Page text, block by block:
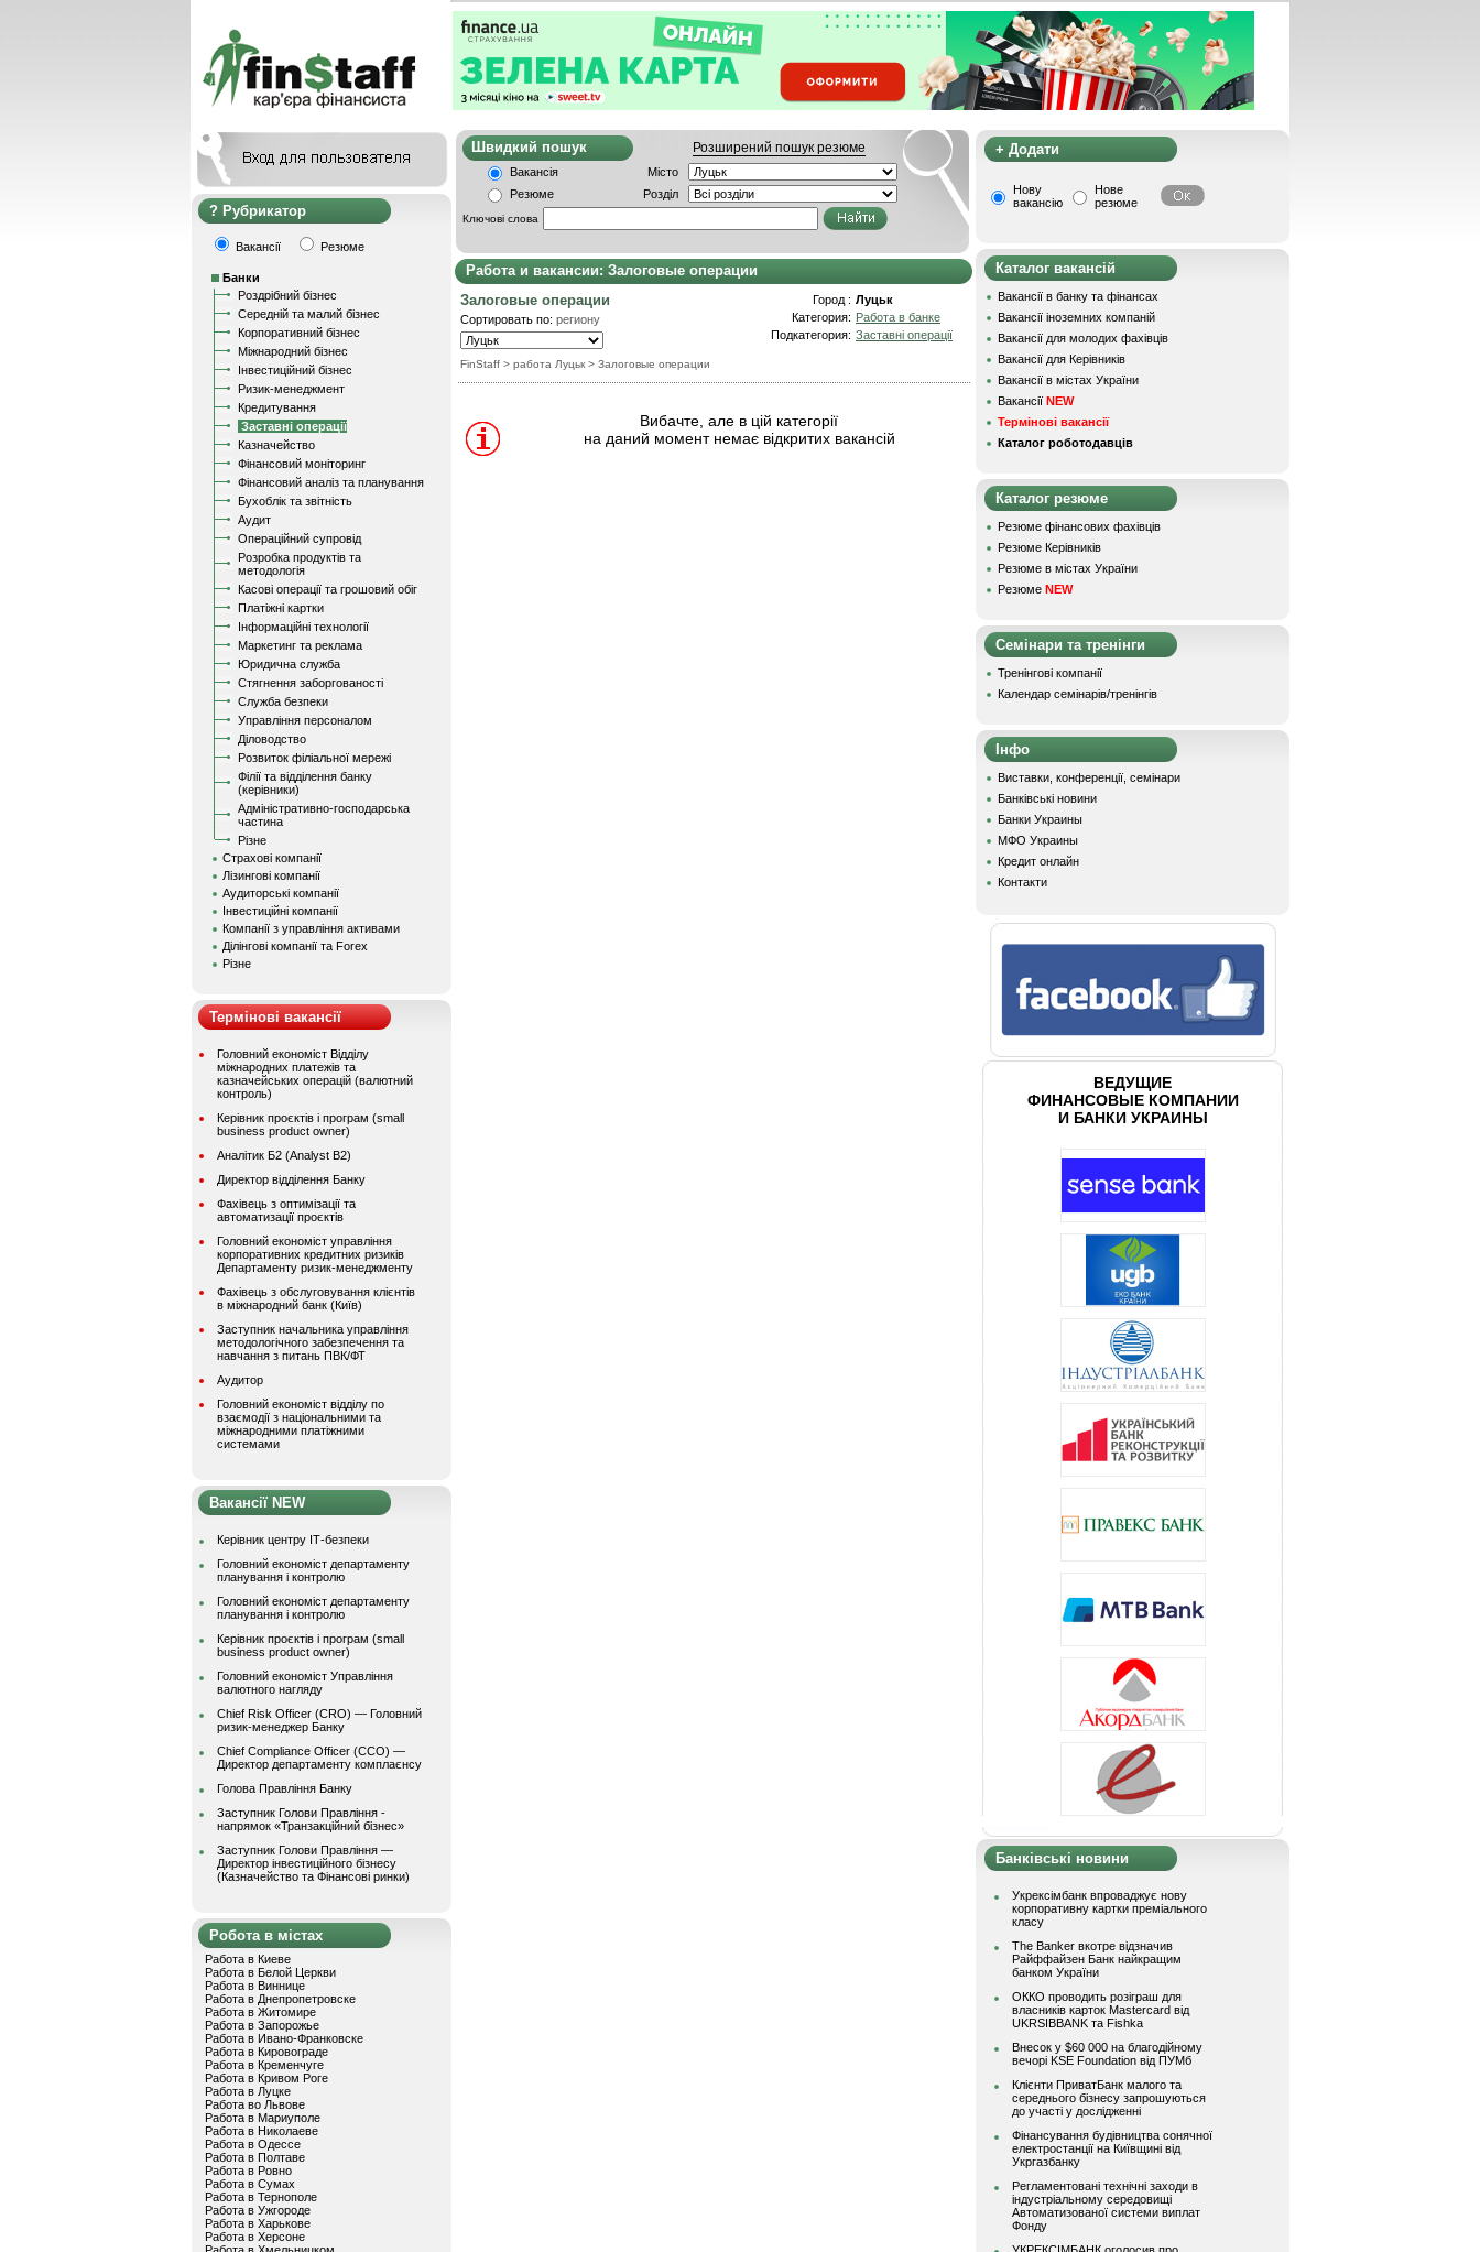
Рубрикатор
Вакансії Резюме
Банки
Роздрібний бізнес
Середній та малий бізнес
Корпоративний бізнес
Міжнародний бізнес
Інвестиційний бізнес
Ризик-менеджмент
Кредитування
Заставні операції
Казначейство
Фінансовий моніторинг
Фінансовий аналіз та планування
Бухоблік та звітність
Аудит
Операційний супровід
Розробка продуктів та
методологія
Касові операції та грошовий обіг
Платіжні картки
Інформаційні технології
Маркетинг та реклама
Юридична служба
Стягнення заборгованості
Служба безпеки
Управління персоналом
Діловодство
Розвиток філіальної мережі
Філії та відділення банку
(керівники)
Адміністративно-господарська
частина
Різне
Страхові компанії
Лізингові компанії
Аудиторські компанії
Інвестиційні компанії
Компанії з управління активами
Ділінгові компанії та Forex
Різне
Термінові вакансії
Головний економіст Відділу
міжнародних платежів та
казначейських операцій (валютний
контроль)
Керівник проєктів і програм (small
business product owner)
Аналітик Б2 (Analyst B2)
Директор відділення Банку
Фахівець з оптимізації та
автоматизації проєктів
Головний економіст управління
корпоративних кредитних ризиків
Департаменту ризик-менеджменту
Фахівець з обслуговування клієнтів
в міжнародний банк (Київ)
Заступник начальника управління
методологічного забезпечення та
навчання з питань ПВК/ФТ
Аудитор
Головний економіст відділу по
взаємодії з національними та
міжнародними платіжними
системами
Вакансії NEW
Керівник центру ІТ-безпеки
Головний економіст департаменту
планування і контролю
Головний економіст департаменту
планування і контролю
Керівник проєктів і програм (small
business product owner)
Головний економіст Управління
валютного нагляду
Chief Risk Officer (CRO) — Головний
ризик-менеджер Банку
Chief Compliance Officer (CCO) —
Директор департаменту комплаєнсу
Голова Правління Банку
Заступник Голови Правління -
напрямок «Транзакційний бізнес»
Заступник Голови Правління —
Директор інвестиційного бізнесу
(Казначейство та Фінансові ринки)
Робота в містах
Работа в Киеве
Работа в Белой Церкви
Работа в Виннице
Работа в Днепропетровске
Работа в Житомире
Работа в Запорожье
Работа в Ивано-Франковске
Работа в Кировограде
Работа в Кременчуге
Работа в Кривом Роге
Работа в Луцке
Работа во Львове
Работа в Мариуполе
Работа в Николаеве
Работа в Одессе
Работа в Полтаве
Работа в Ровно
Работа в Сумах
Работа в Тернополе
Работа в Ужгороде
Работа в Харькове
Работа в Херсоне
Швидкий пошук Розширений пошук резюме
Вакансія
Місто
Резюме
Розділ
Ключові слова
Работа и вакансии: Залоговые операции
Залоговые операции
Сортировать по: региону
FinStaff > работа Луцьк > Залоговые операции
Город : Луцьк
Категория: Работа в банке
Подкатегория: Заставні операції
Вибачте, але в цій категорії
на даний момент немає відкритих вакансій
+ Додати
Нову
вакансію
Нове
резюме
Каталог вакансій
Вакансії в банку та фінансах
Вакансії іноземних компаній
Вакансії для молодих фахівців
Вакансії для Керівників
Вакансії в містах України
Вакансії NEW
Термінові вакансії
Каталог роботодавців
Каталог резюме
Резюме фінансових фахівців
Резюме Керівників
Резюме в містах України
Резюме NEW
Семінари та тренінги
Тренінгові компанії
Календар семінарів/тренінгів
Інфо
Виставки, конференції, семінари
Банківські новини
Банки Украины
МФО Украины
Кредит онлайн
Контакти
ВЕДУЩИЕ
ФИНАНСОВЫЕ КОМПАНИИ
И БАНКИ УКРАИНЫ
Банківські новини
Укрексімбанк впроваджує нову
корпоративну картки преміального
класу
The Banker вкотре відзначив
Райффайзен Банк найкращим
банком України
ОККО проводить розіграш для
власників карток Mastercard від
UKRSIBBANK та Fishka
Внесок у $60 000 на благодійному
вечорі KSE Foundation від ПУМб
Клієнти ПриватБанк малого та
середнього бізнесу запрошуються
до участі у дослідженні
Фінансування будівництва сонячної
електростанції на Київщині від
Укргазбанку
Регламентовані технічні заходи в
індустріальному середовищі
Автоматизованої системи виплат
Фонду